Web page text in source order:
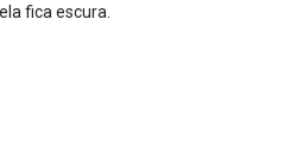
fica escura.